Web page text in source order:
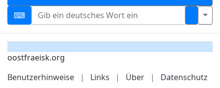
oostfraeisk.org
Benutzerhinweise
| Links | Über | Datenschutz